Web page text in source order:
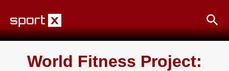
content
World Fitness Project: